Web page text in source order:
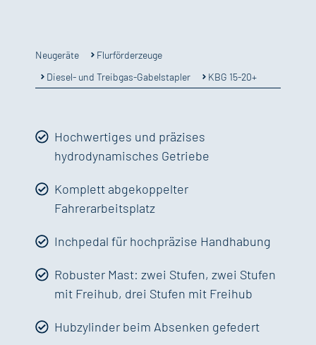
Neugeräte
Flurförderzeuge
Diesel- und Treibgas-Gabelstapler
KBG 15-20+
Hochwertiges und präzises
hydrodynamisches Getriebe
Komplett abgekoppelter
Fahrerarbeitsplatz
Inchpedal für hochpräzise Handhabung
Robuster Mast: zwei Stufen, zwei Stufen
mit Freihub, drei Stufen mit Freihub
Hubzylinder beim Absenken gefedert